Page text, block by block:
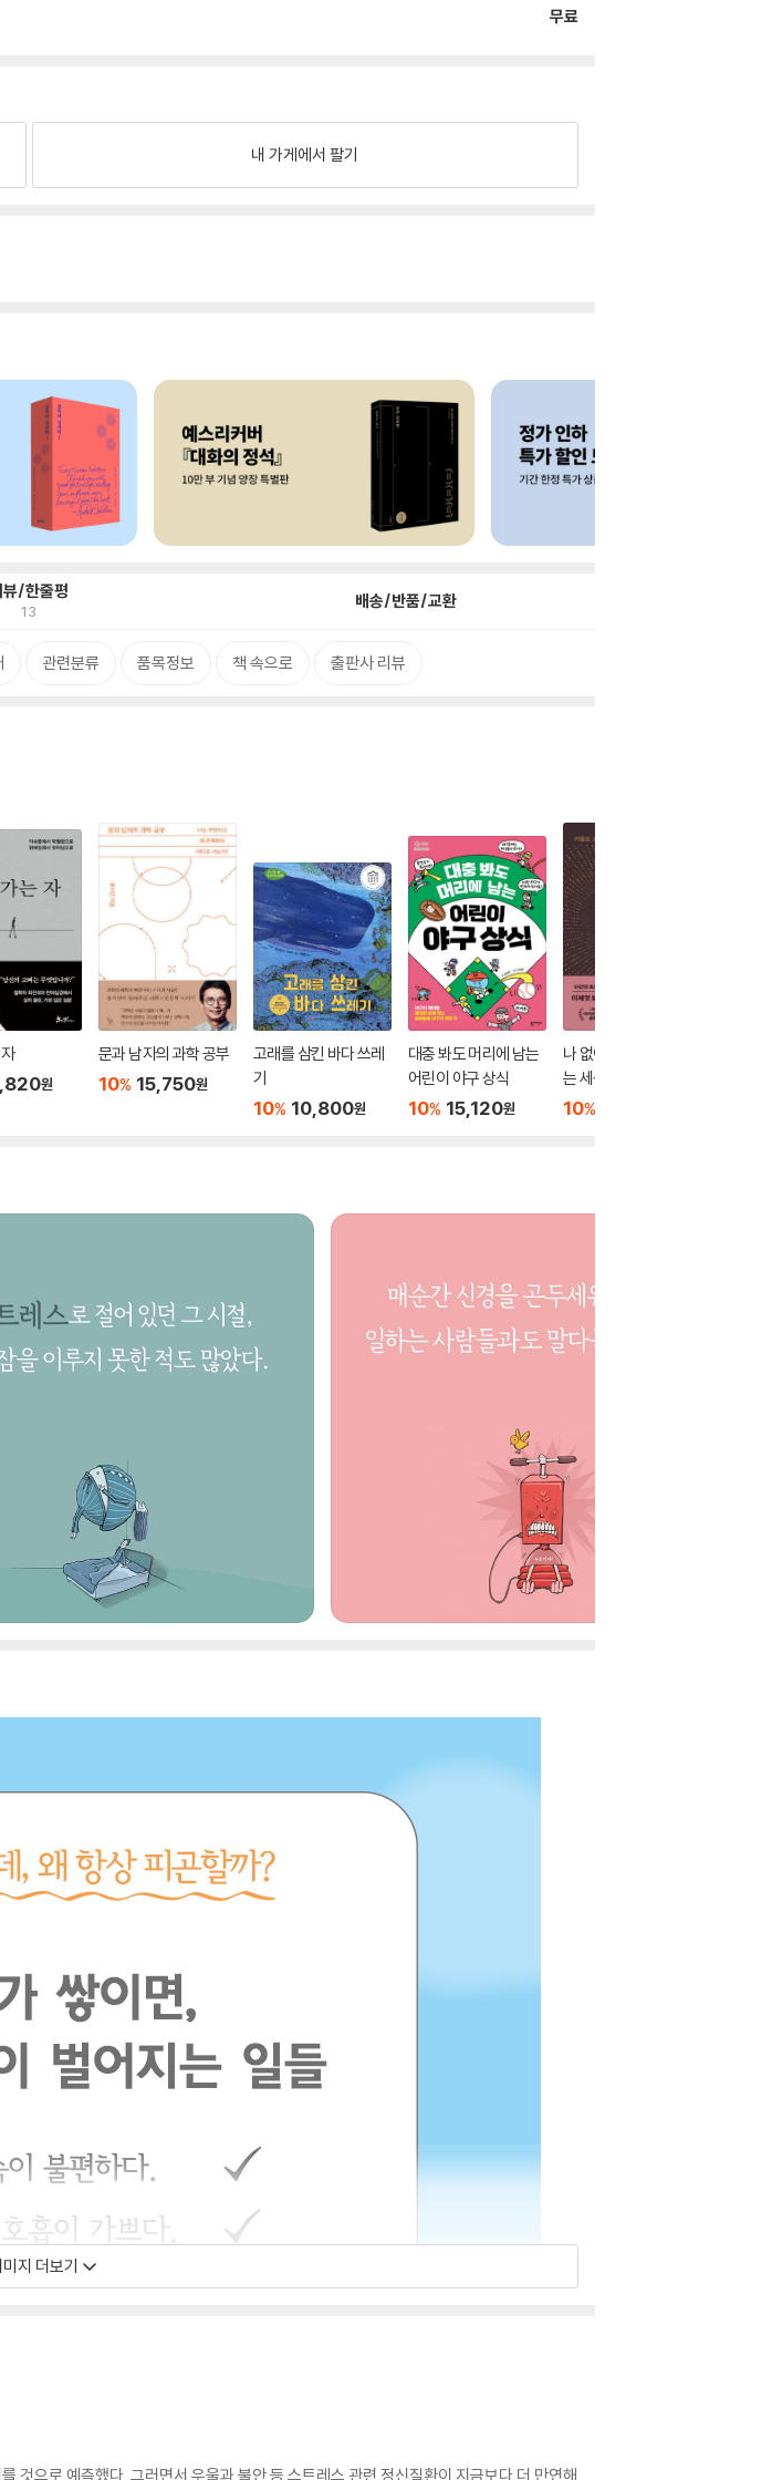
무료
내 가게에서 팔기
뷰/한줄평
13 배송/반품/교환
관련분류 품목정보 책 속으로 출판사 리뷰
원
문과 남자의 과학 공부
10% 15,750원
고래를 삼킨 바다 쓰레
기
10% 10,800원
대충 봐도 머리에 남는
어린이 야구 상식
10% 15,120원
나 없이는 존재하지 않
는 세상
10%
지 더보기
으로 예측했다. 그러면서 우울과 불안 등 스트레스 관련 정신질환이 지금보다 더 만연해